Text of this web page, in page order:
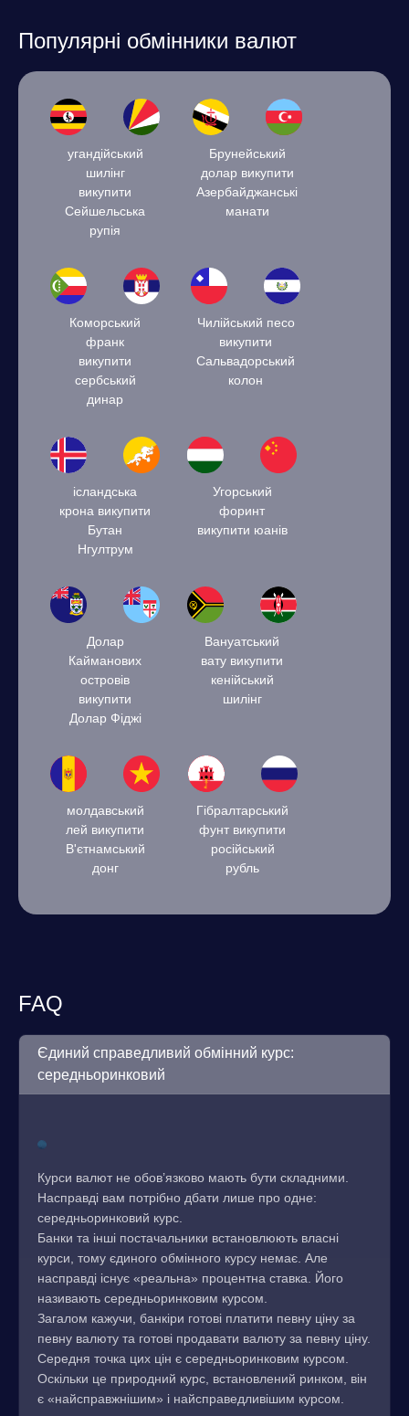
Популярні обмінники валют
угандійський
шилінг
викупити
Сейшельська
рупія
Брунейський
долар викупити
Азербайджанські
манати
Коморський
франк
викупити
сербський
динар
Чилійський песо
викупити
Сальвадорський
колон
ісландська
крона викупити
Бутан
Нгултрум
Угорський
форинт
викупити юанів
Долар
Кайманових
островів
викупити
Долар Фіджі
Вануатський
вату викупити
кенійський
шилінг
молдавський
лей викупити
В'єтнамський
донг
Гібралтарський
фунт викупити
російський
рубль
FAQ
Єдиний справедливий обмінний курс:
середньоринковий
Курси валют не обов’язково мають бути складними.
Насправді вам потрібно дбати лише про одне:
середньоринковий курс.
Банки та інші постачальники встановлюють власні
курси, тому єдиного обмінного курсу немає. Але
насправді існує «реальна» процентна ставка. Його
називають середньоринковим курсом.
Загалом кажучи, банкіри готові платити певну ціну за
певну валюту та готові продавати валюту за певну ціну.
Середня точка цих цін є середньоринковим курсом.
Оскільки це природний курс, встановлений ринком, він
є «найсправжнішим» і найсправедливішим курсом.